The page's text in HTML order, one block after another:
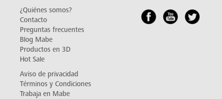
¿Quiénes somos?
Contacto
Preguntas frecuentes
Blog Mabe
Productos en 3D
Hot Sale
Aviso de privacidad
Términos y Condiciones
Trabaja en Mabe